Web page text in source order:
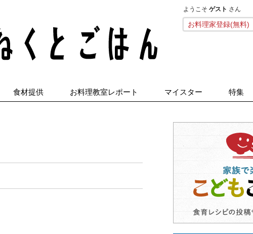
こねくとごはん
ようこそ ゲスト さん
お料理家登録(無料)
食材提供 お料理教室レポート マイスター 特集